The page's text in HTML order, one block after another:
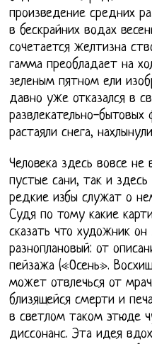
произведение средних
в бескрайних водах
сочетается желтизна
гамма преобладает на
зеленым пятном ели
давно уже отказался в
развлекательно-бытовых
растаяли снега,
Человека здесь вовсе
пустые сани, так и
редкие избы служат о
Судя по тому какие
сказать что художник он
разноплановый: от
пейзажа («Осень».
может отвлечься от
близящейся смерти и
в светлом таком этюде
диссонанс. Эта идея